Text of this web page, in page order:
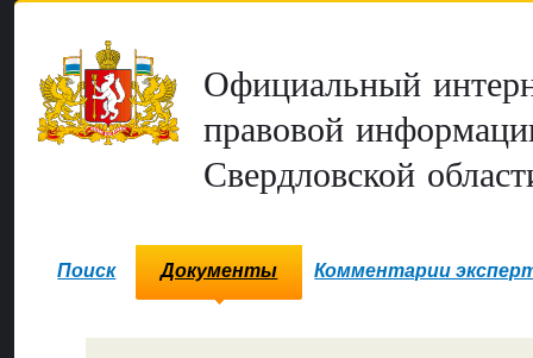
Официальный
правовой
Свердловской
Поиск Документы Комментарии